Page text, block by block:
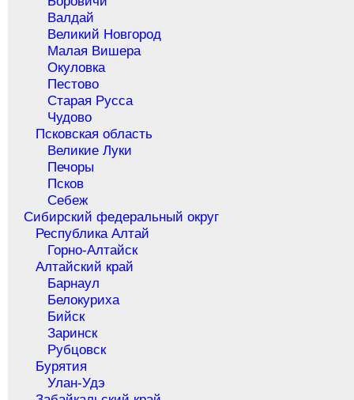
Валдай
Великий Новгород
Малая Вишера
Окуловка
Пестово
Старая Русса
Чудово
Псковская область
Великие Луки
Печоры
Псков
Себеж
Сибирский федеральный округ
Республика Алтай
Горно-Алтайск
Алтайский край
Барнаул
Белокуриха
Бийск
Заринск
Рубцовск
Бурятия
Улан-Удэ